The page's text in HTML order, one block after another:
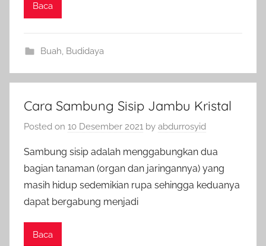
Baca
Buah Budidaya
Cara Sambung Sisip Jambu Kristal
Posted on 10 Desember 2021 by abdurrosyid
Sambung sisip adalah menggabungkan dua
bagian tanaman (organ dan jaringannya) yang
masih hidup sedemikian rupa sehingga keduanya
dapat bergabung menjadi
Baca